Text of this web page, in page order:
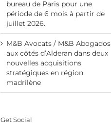
bureau de Paris pour une
période de 6 mois à partir de
juillet 2026.
M&B Avocats / M&B Abogados
aux côtés d’Alderan dans deux
nouvelles acquisitions
stratégiques en région
madrilène
Get Social